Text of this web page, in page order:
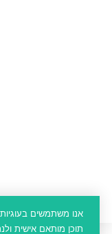
כתיבת תוכן - Malis Copywriting & Content
תוכן מותאם אישית